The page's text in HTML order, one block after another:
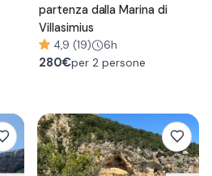
partenza dalla Marina di
Villasimius
4,9 (19) 6h
280€per 2 persone